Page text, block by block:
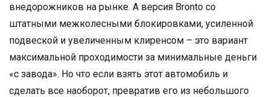
внедорожников на рынке. А версия Bronto со
штатными межколесными блокировками, усиленной
подвеской и увеличенным клиренсом – это вариант
максимальной проходимости за минимальные деньги
«с завода». Но что если взять этот автомобиль и
сделать все наоборот, превратив его из небольшого